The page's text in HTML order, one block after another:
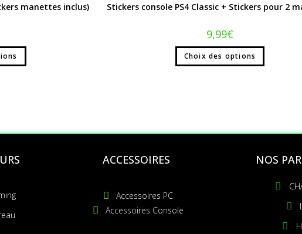
manettes inclus) Stickers console PS4 Classic + Stickers pour 2
9,99€
Choix des options
ACCESSOIRES
Accessoires PC
Accessoires Console
NOS